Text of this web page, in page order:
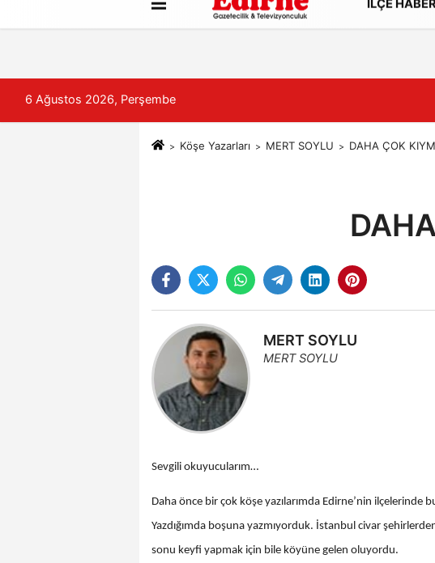
İletişim Çerez Politikası Gizlilik İlkeleri
İLÇE
6 Ağustos 2026, Perşembe
Köşe Yazarları MERT SOYLU DAHA ÇOK
MERT SOYLU
MERT SOYLU
Sevgili okuyucularım…
Daha önce bir çok köşe yazılarımda Edirne’nin
Yazdığımda boşuna yazmıyorduk. İstanbul civar
sonu keyfi yapmak için bile köyüne gelen oluyordu.